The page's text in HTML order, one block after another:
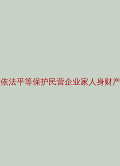
Next
依法平等保护民营企业家人身财